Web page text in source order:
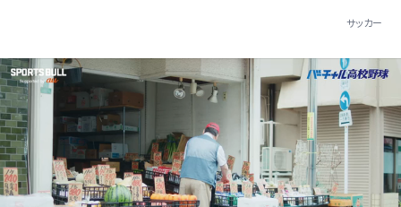
サッカー